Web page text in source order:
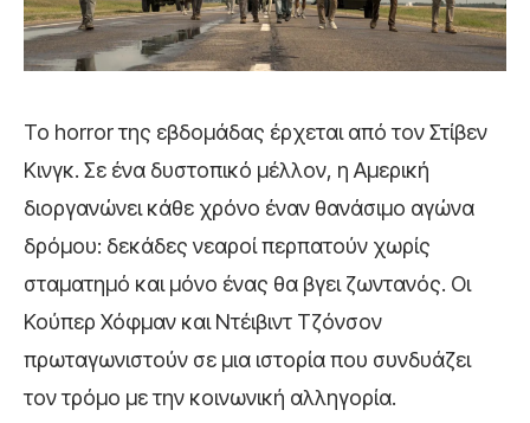
Το horror της εβδομάδας έρχεται από τον Στίβεν
Κινγκ. Σε ένα δυστοπικό μέλλον, η Αμερική
διοργανώνει κάθε χρόνο έναν θανάσιμο αγώνα
δρόμου: δεκάδες νεαροί περπατούν χωρίς
σταματημό και μόνο ένας θα βγει ζωντανός. Οι
Κούπερ Χόφμαν και Ντέιβιντ Τζόνσον
πρωταγωνιστούν σε μια ιστορία που συνδυάζει
τον τρόμο με την κοινωνική αλληγορία.